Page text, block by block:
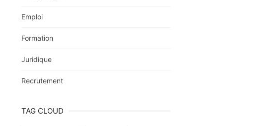
Emploi
Formation
Juridique
Recrutement
TAG CLOUD